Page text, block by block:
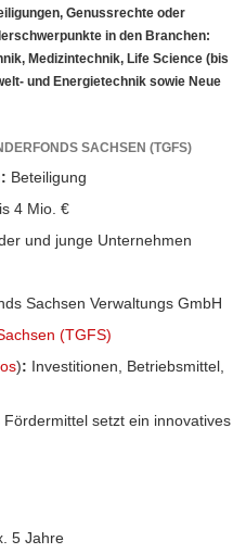
Genussrechte oder
in den Branchen:
Medizintechnik, Life Science (bis
und Energietechnik sowie Neue
SACHSEN (TGFS)
: Beteiligung
4 Mio. €
und junge Unternehmen
Sachsen Verwaltungs GmbH
(TGFS)
): Investitionen, Betriebsmittel,
Fördermittel setzt ein innovatives
5 Jahre